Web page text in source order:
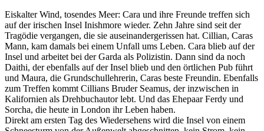
Eiskalter Wind, tosendes Meer: Cara und ihre Freunde treffen sich
auf der irischen Insel Inishmore wieder. Zehn Jahre sind seit der
Tragödie vergangen, die sie auseinandergerissen hat. Cillian, Caras
Mann, kam damals bei einem Unfall ums Leben. Cara blieb auf der
Insel und arbeitet bei der Garda als Polizistin. Dann sind da noch
Daithi, der ebenfalls auf der Insel blieb und den örtlichen Pub führt
und Maura, die Grundschullehrerin, Caras beste Freundin. Ebenfalls
zum Treffen kommt Cillians Bruder Seamus, der inzwischen in
Kalifornien als Drehbuchautor lebt. Und das Ehepaar Ferdy und
Sorcha, die heute in London ihr Leben haben.
Direkt am ersten Tag des Wiedersehens wird die Insel von einem